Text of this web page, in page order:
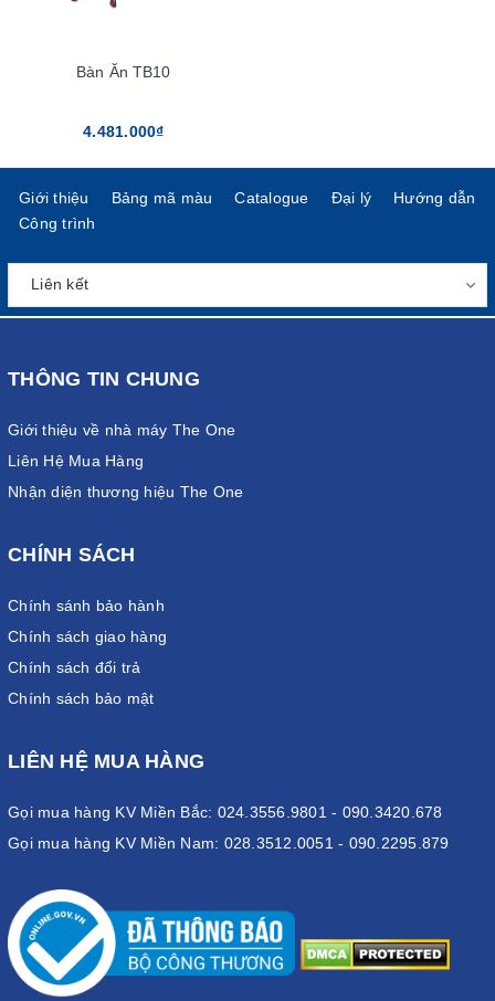
Bàn Ăn TB10
4.481.000₫
Giới thiệu Bảng mã màu Catalogue Đại lý
Hướng dẫn
Công trình
THÔNG TIN CHUNG
Giới thiệu về nhà máy The One
Liên Hệ Mua Hàng
Nhận diện thương hiệu The One
CHÍNH SÁCH
Chính sánh bảo hành
Chính sách giao hàng
Chính sách đổi trả
Chính sách bảo mật
LIÊN HỆ MUA HÀNG
Gọi mua hàng KV Miền Bắc: 024.3556.9801 - 090.3420.678
Gọi mua hàng KV Miền Nam: 028.3512.0051 - 090.2295.879